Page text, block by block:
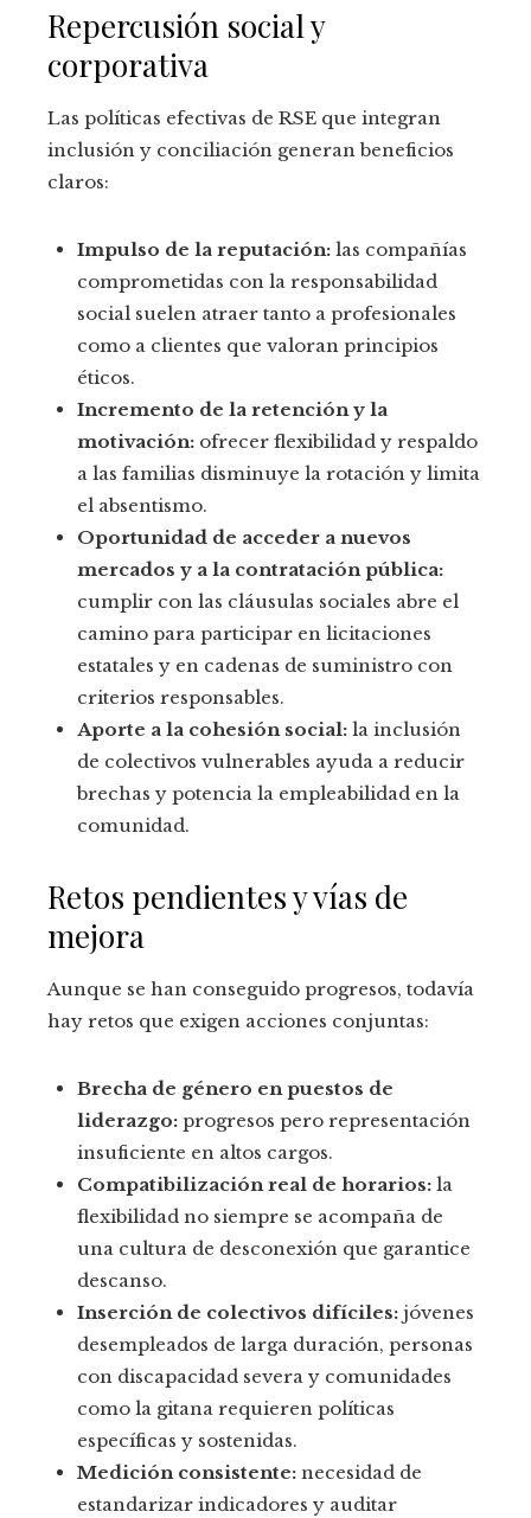
Repercusión social y
corporativa
Las políticas efectivas de RSE que integran
inclusión y conciliación generan beneficios
claros:
Impulso de la reputación: las compañías
comprometidas con la responsabilidad
social suelen atraer tanto a profesionales
como a clientes que valoran principios
éticos.
Incremento de la retención y la
motivación: ofrecer flexibilidad y respaldo
a las familias disminuye la rotación y limita
el absentismo.
Oportunidad de acceder a nuevos
mercados y a la contratación pública:
cumplir con las cláusulas sociales abre el
camino para participar en licitaciones
estatales y en cadenas de suministro con
criterios responsables.
Aporte a la cohesión social: la inclusión
de colectivos vulnerables ayuda a reducir
brechas y potencia la empleabilidad en la
comunidad.
Retos pendientes y vías de
mejora
Aunque se han conseguido progresos, todavía
hay retos que exigen acciones conjuntas:
Brecha de género en puestos de
liderazgo: progresos pero representación
insuficiente en altos cargos.
Compatibilización real de horarios: la
flexibilidad no siempre se acompaña de
una cultura de desconexión que garantice
descanso.
Inserción de colectivos difíciles: jóvenes
desempleados de larga duración, personas
con discapacidad severa y comunidades
como la gitana requieren políticas
específicas y sostenidas.
Medición consistente: necesidad de
estandarizar indicadores y auditar